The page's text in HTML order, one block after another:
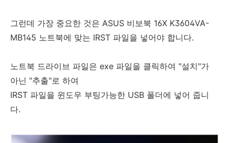
그런데 가장 중요한 것은 ASUS 비보북 16X K3604VA-
MB145 노트북에 맞는 IRST 파일을 넣어야 합니다.
노트북 드라이브 파일은 exe 파일을 클릭하여 "설치"가
아닌 "추출"로 하여
IRST 파일을 윈도우 부팅가능한 USB 폴더에 넣어 줍니
다.